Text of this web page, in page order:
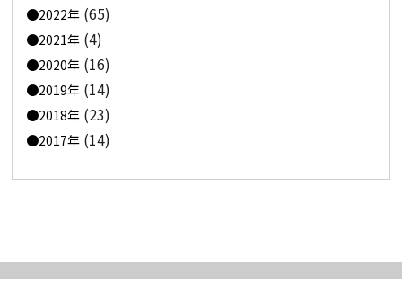
2022年 (65)
2021年 (4)
2020年 (16)
2019年 (14)
2018年 (23)
2017年 (14)